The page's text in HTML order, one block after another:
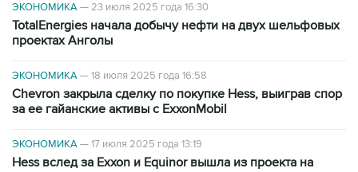
ЭКОНОМИКА—23 июля 2025 года 16:30
TotalEnergies начала добычу нефти на двух шельфовых
проектах Анголы
ЭКОНОМИКА—18 июля 2025 года 16:58
Chevron закрыла сделку по покупке Hess, выиграв спор
за ее гайанские активы с ExxonMobil
ЭКОНОМИКА—17 июля 2025 года 13:19
Hess вслед за Exxon и Equinor вышла из проекта на